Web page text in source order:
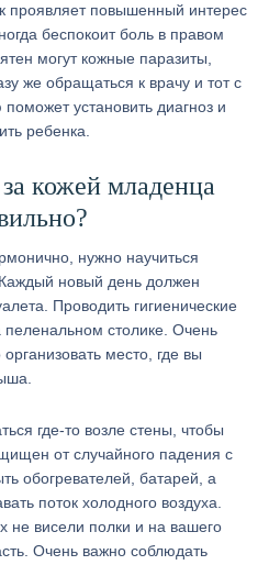
проявляет повышенный интерес
беспокоит боль в правом
могут кожные паразиты,
же обращаться к врачу и тот с
установить диагноз и
ребенка.
кожей младенца
нужно научиться
новый день должен
Проводить гигиенические
столике. Очень
место, где вы
где-то возле стены, чтобы
от случайного падения с
обогревателей, батарей, а
поток холодного воздуха.
не висели полки и на вашего
Очень важно соблюдать